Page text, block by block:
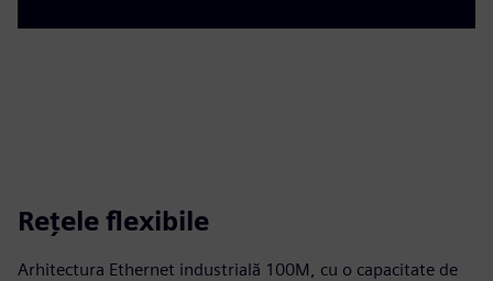
Rețele flexibile
Arhitectura Ethernet industrială 100M, cu o capacitate de